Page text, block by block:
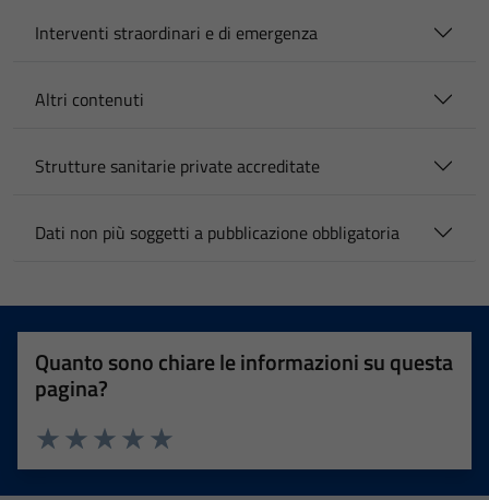
Interventi straordinari e di emergenza
Altri contenuti
Strutture sanitarie private accreditate
Dati non più soggetti a pubblicazione obbligatoria
Quanto sono chiare le informazioni su questa
pagina?
Valuta 5 stelle su 5
Valuta 4 stelle su 5
Valuta 3 stelle su 5
Valuta 2 stelle su 5
Valuta 1 stelle su 5